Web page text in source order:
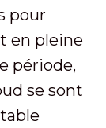
pour
en pleine
période,
se sont